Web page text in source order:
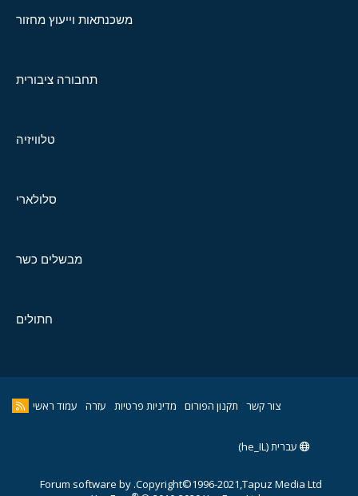
משכנתאות וייעוץ מחזור
תחבורה ציבורית
טלוויזיה
סלולארי
מבשלים כשר
חתולים
צור קשר תקנון הפורום מדיניות פרטיות עזרה עמוד ראשי
עברית (he_IL)
Copyright©1996-2021,Tapuz Media Ltd.
Forum software by